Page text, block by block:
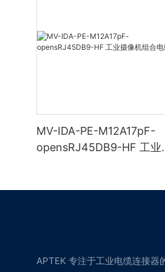
MV-IDA-PE-M12A17pF-
opensRJ45DB9-HF 工业
APTEK 专注于工业电缆连接器